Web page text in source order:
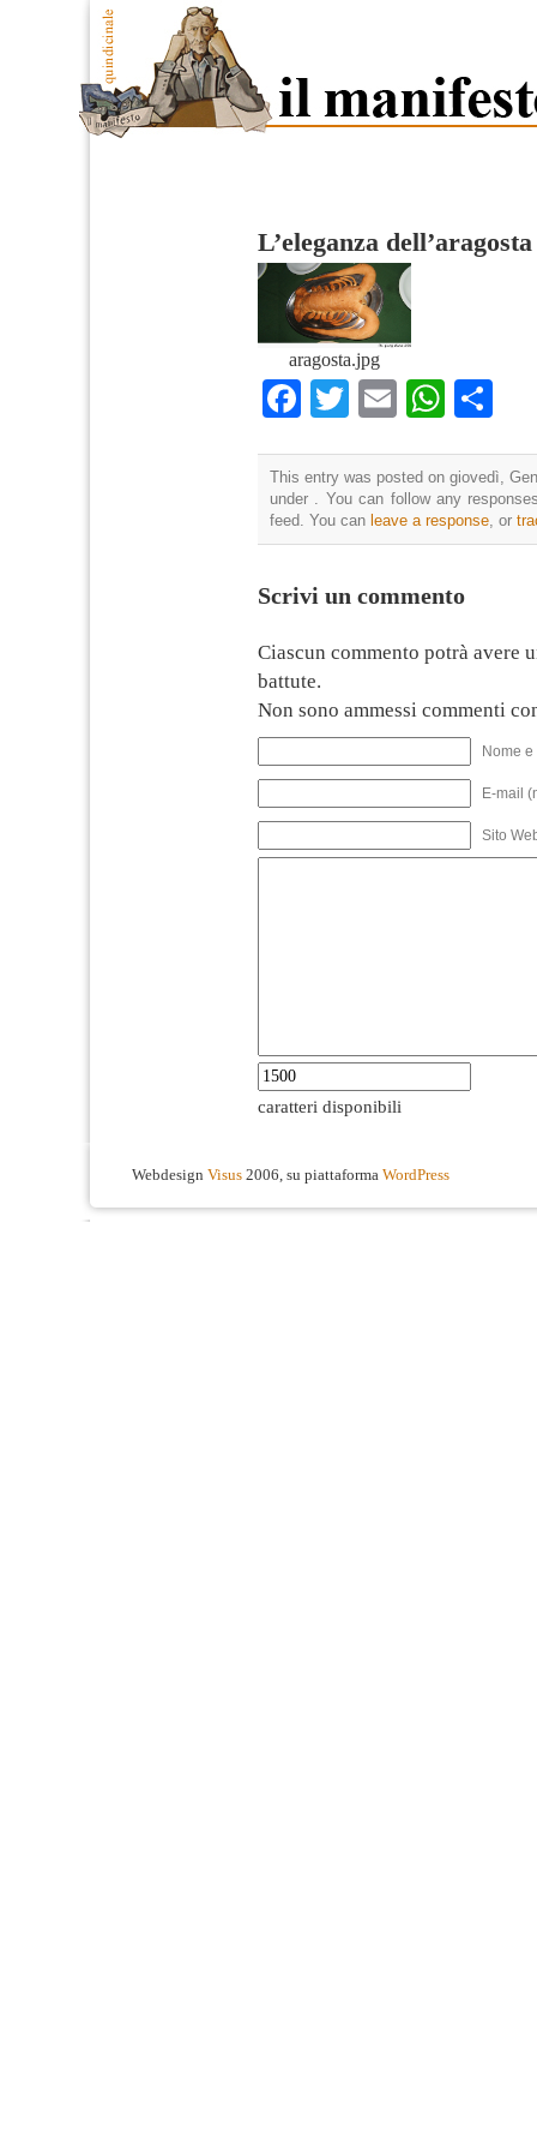
L’eleganza dell’aragosta
aragosta.jpg
Facebook
TwitterEmail
This entry was posted on giovedì,
under . You can follow any
feed. You can leave a response , or
Scrivi un commento
Ciascun commento potrà avere
battute.
Non sono ammessi commenti
Nome
E-mail
Sito
caratteri disponibili
Webdesign Visus 2006, su piattaforma WordPress